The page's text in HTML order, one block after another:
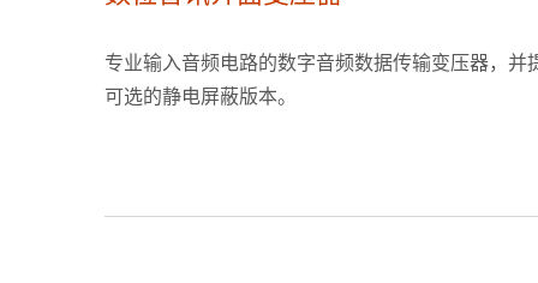
专业输入音频电路的数字音频数据传输变压器，并
可选的静电屏蔽版本。